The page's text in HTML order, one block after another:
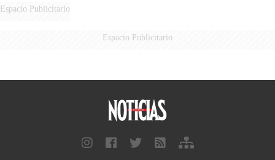
Espacio Publicitario
Espacio Publicitario